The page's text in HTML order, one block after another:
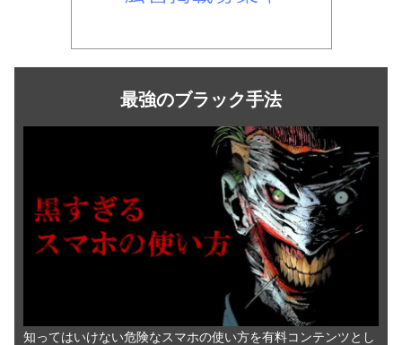
最強のブラック手法
知ってはいけない危険なスマホの使い方を有料コンテンツとし